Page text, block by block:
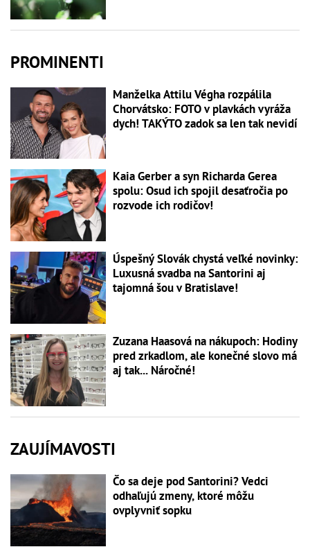
PROMINENTI
Manželka Attilu Végha rozpálila
Chorvátsko: FOTO v plavkách vyráža
dych! TAKÝTO zadok sa len tak nevidí
Kaia Gerber a syn Richarda Gerea
spolu: Osud ich spojil desaťročia po
rozvode ich rodičov!
Úspešný Slovák chystá veľké novinky:
Luxusná svadba na Santorini aj
tajomná šou v Bratislave!
Zuzana Haasová na nákupoch: Hodiny
pred zrkadlom, ale konečné slovo má
aj tak... Náročné!
ZAUJÍMAVOSTI
Čo sa deje pod Santorini? Vedci
odhaľujú zmeny, ktoré môžu
ovplyvniť sopku